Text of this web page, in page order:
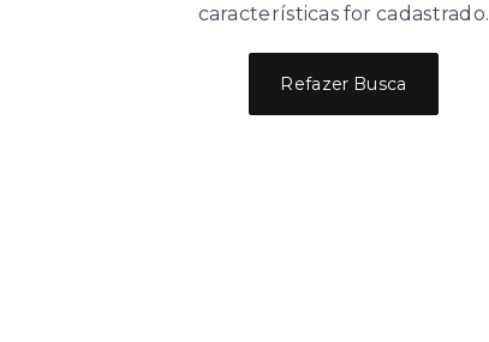
características for cadastrado.
Refazer Busca